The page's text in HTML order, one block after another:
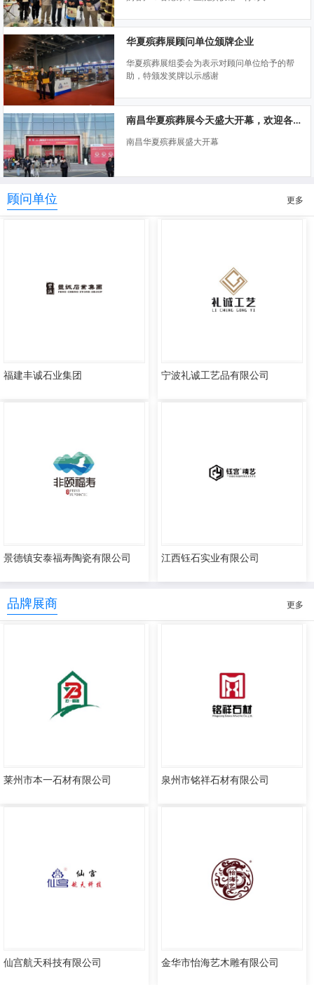
华夏殡葬展顾问单位颁牌企业
华夏殡葬展组委会为表示对顾问单位给予的帮
助，特颁发奖牌以示感谢
南昌华夏殡葬展今天盛大开幕，欢迎各位莅临指导
南昌华夏殡葬展盛大开幕
顾问单位 更多
福建丰诚石业集团 宁波礼诚工艺品有限公司
景德镇安泰福寿陶瓷有限公司 江西钰石实业有限公司
品牌展商 更多
莱州市本一石材有限公司 泉州市铭祥石材有限公司
仙宫航天科技有限公司 金华市怡海艺木雕有限公司